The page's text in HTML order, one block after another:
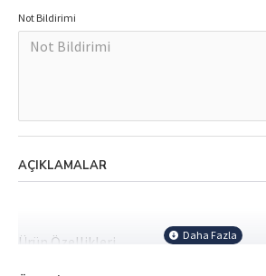
Not Bildirimi
AÇIKLAMALAR
Ürün Özellikleri